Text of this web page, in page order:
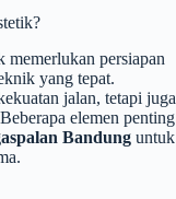
memerlukan persiapan
yang tepat.
jalan, tetapi juga
elemen penting
Bandung untuk